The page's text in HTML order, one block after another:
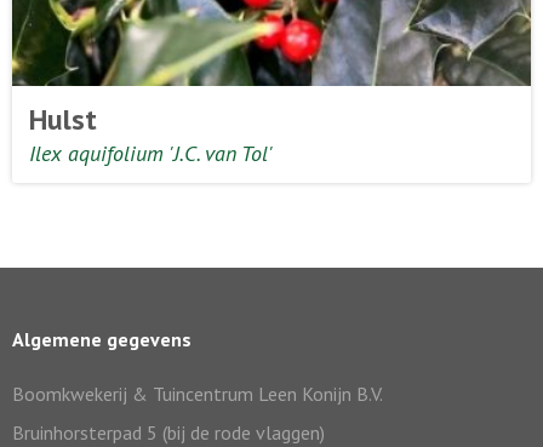
Hulst
Ilex aquifolium 'J.C. van Tol'
Algemene gegevens
Boomkwekerij & Tuincentrum Leen Konijn B.V.
Bruinhorsterpad 5 (bij de rode vlaggen)